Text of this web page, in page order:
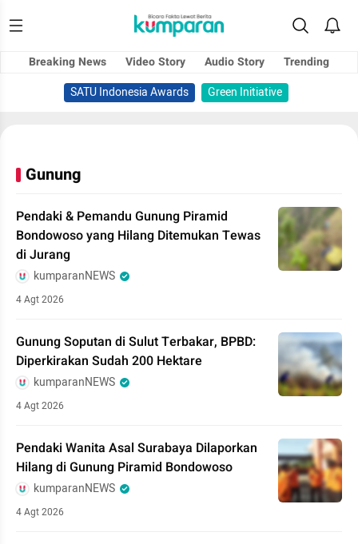
Breaking News Video Story Audio Story
Trending
SATU Indonesia Awards
Green Initiative
Gunung
Pendaki & Pemandu Gunung Piramid
Bondowoso yang Hilang Ditemukan Tewas
di Jurang
kumparanNEWS
4 Agt 2026
Gunung Soputan di Sulut Terbakar, BPBD:
Diperkirakan Sudah 200 Hektare
kumparanNEWS
4 Agt 2026
Pendaki Wanita Asal Surabaya Dilaporkan
Hilang di Gunung Piramid Bondowoso
kumparanNEWS
4 Agt 2026